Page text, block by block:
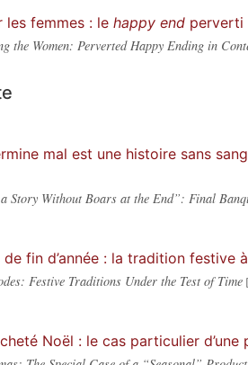
les femmes : le happy end
the Women: Perverted Happy Ending in
mal est une histoire sans
Story Without Boars at the End”: Final
fin d’année : la tradition festive
Festive Traditions Under the Test of Time
Noël : le cas particulier